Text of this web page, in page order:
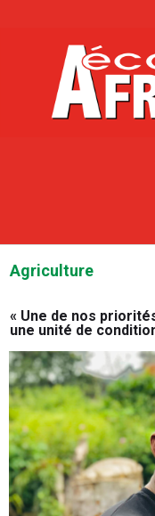
Agriculture
« Une de nos
une unité de